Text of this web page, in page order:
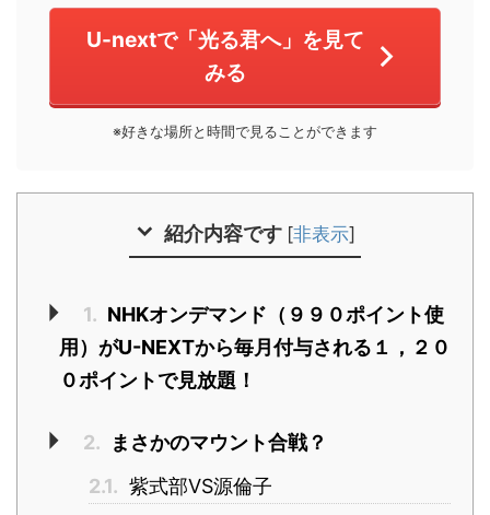
U-nextで「光る君へ」を見て
みる
※好きな場所と時間で見ることができます
紹介内容です [非表示]
1. NHKオンデマンド（９９０ポイント使
用）がU-NEXTから毎月付与される１，２０
０ポイントで見放題！
2.
まさかのマウント合戦？
2.1. 紫式部VS源倫子